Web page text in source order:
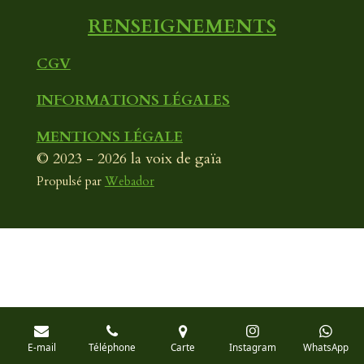
RENSEIGNEMENTS
CGV
INFORMATIONS LÉGALES
MENTIONS LÉGALE
© 2023 - 2026 la voix de gaïa
Propulsé par Webador
E-mail Téléphone Carte Instagram WhatsApp